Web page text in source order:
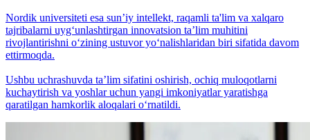
Nordik universiteti esa sunʼiy intellekt, raqamli ta'lim va xalqaro
tajribalarni uyg‘unlashtirgan innovatsion taʼlim muhitini
rivojlantirishni o‘zining ustuvor yo‘nalishlaridan biri sifatida davom
ettirmoqda.
Ushbu uchrashuvda taʼlim sifatini oshirish, ochiq muloqotlarni
kuchaytirish va yoshlar uchun yangi imkoniyatlar yaratishga
qaratilgan hamkorlik aloqalari o‘rnatildi.